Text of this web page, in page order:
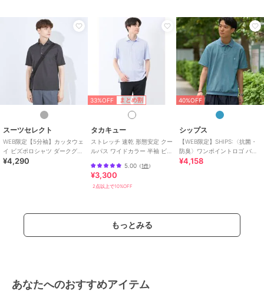
スーツセレクト
WEB限定【5分袖】カッタウェ
イ ビズポロシャツ ダークグレ
ー ノーアイロン ストレッチ 形
¥4,290
33%OFF まとめ割
タカキュー
ストレッチ 速乾 形態安定 クー
ルパス ワイドカラー 半袖 ビズ
ンズ
5.00 （1件）
¥3,300
2点以上で10%OFF
40%OFF
シップス
【WEB限定】SHIPS:〈抗菌・
防臭〉ワンポイントロゴ バー
ズアイ 半袖 ポロシャツ
¥4,158
もっとみる
あなたへのおすすめアイテム